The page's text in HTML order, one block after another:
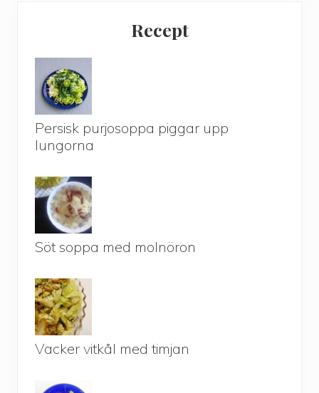
Recept
Persisk purjosoppa piggar upp
lungorna
Söt soppa med molnöron
Vacker vitkål med timjan